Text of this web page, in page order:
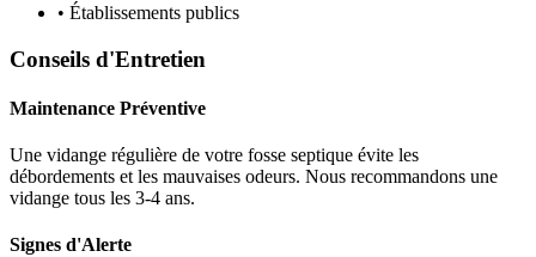
• Établissements publics
Conseils d'Entretien
Maintenance Préventive
Une vidange régulière de votre fosse septique évite les
débordements et les mauvaises odeurs. Nous recommandons une
vidange tous les 3-4 ans.
Signes d'Alerte